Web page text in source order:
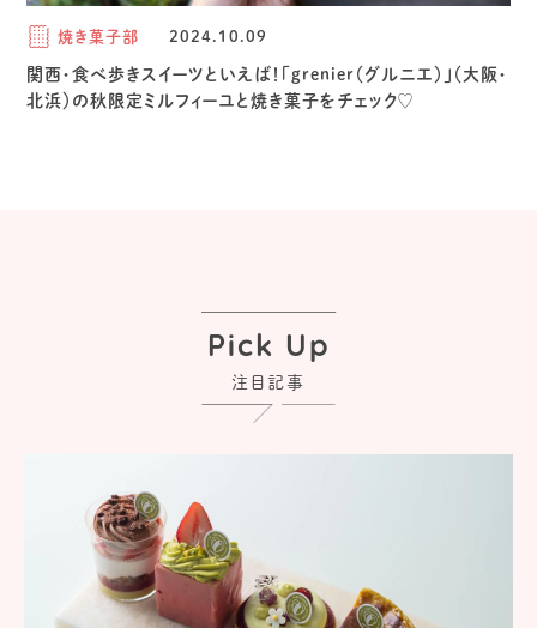
焼き菓子部 2024.10.09
関西・食べ歩きスイーツといえば！「grenier（グルニエ）」（大阪・
北浜）の秋限定ミルフィーユと焼き菓子をチェック♡
Pick Up
注目記事